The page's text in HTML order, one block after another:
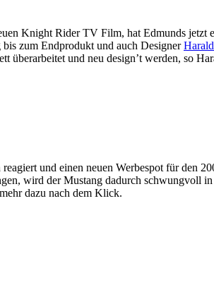
Knight Rider TV Film, hat Edmunds jetzt
zum Endprodukt und auch Designer
überarbeitet und neu design’t werden, so
und einen neuen Werbespot für den
wird der Mustang dadurch schwungvoll
dazu nach dem Klick.